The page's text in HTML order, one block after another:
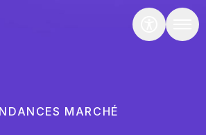
MARCHÉ